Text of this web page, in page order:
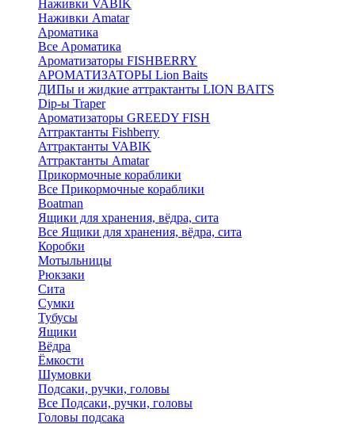
Наживки VABIK
Наживки Amatar
Ароматика
Все Ароматика
Ароматизаторы FISHBERRY
АРОМАТИЗАТОРЫ Lion Baits
ДИПы и жидкие аттрактанты LION BAITS
Dip-ы Traper
Ароматизаторы GREEDY FISH
Аттрактанты Fishberry
Аттрактанты VABIK
Аттрактанты Amatar
Прикормочные кораблики
Все Прикормочные кораблики
Boatman
Ящики для хранения, вёдра, сита
Все Ящики для хранения, вёдра, сита
Коробки
Мотыльницы
Рюкзаки
Сита
Сумки
Тубусы
Ящики
Вёдра
Ёмкости
Шумовки
Подсаки, ручки, головы
Все Подсаки, ручки, головы
Головы подсака